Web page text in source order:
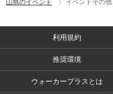
山県のイベント
イベントその他
利用規約
推奨環境
ウォーカープラスとは